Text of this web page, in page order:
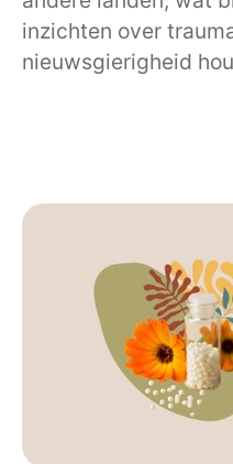
inzichten over
nieuwsgierigheid